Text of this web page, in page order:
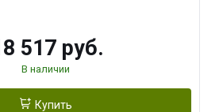
517 руб.
В наличии
Купить